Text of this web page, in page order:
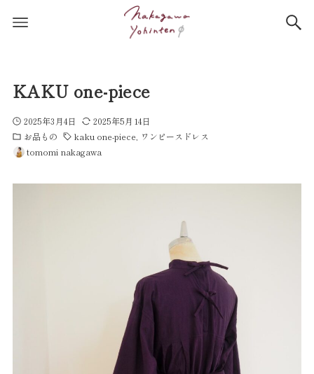
KAKU one-piece
2025年3月4日
2025年5月14日
お品もの
kaku one-piece ワンピースドレス
tomomi nakagawa